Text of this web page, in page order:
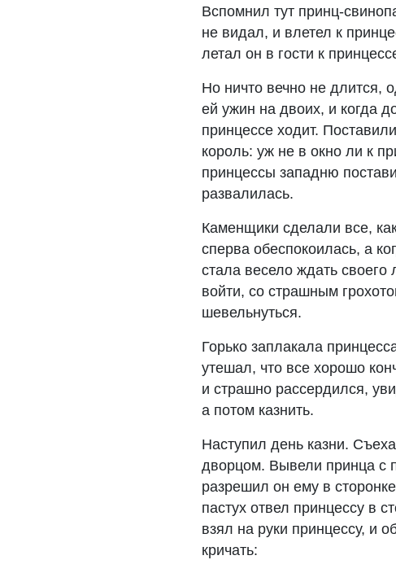
Вспомнил тут принц-
не видал, и влетел к
летал он в гости к
Но ничто вечно не длится,
ей ужин на двоих, и когда
принцессе ходит.
король: уж не в окно ли к
принцессы западню
развалилась.
Каменщики сделали все,
сперва обеспокоилась, а
стала весело ждать своего
войти, со страшным
шевельнуться.
Горько заплакала
утешал, что все хорошо
и страшно рассердился,
а потом казнить.
Наступил день казни.
дворцом. Вывели принца с
разрешил он ему в
пастух отвел принцессу в
взял на руки принцессу, и
кричать: